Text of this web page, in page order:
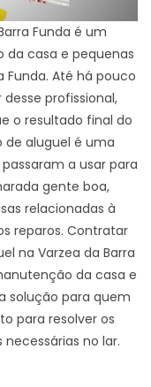
Funda é um
da casa e pequenas
Funda. Até há pouco
profissional,
o resultado final do
de aluguel é uma
a usar para
gente boa,
relacionadas à
reparos. Contratar
na Varzea da Barra
da casa e
solução para quem
para resolver os
no lar.